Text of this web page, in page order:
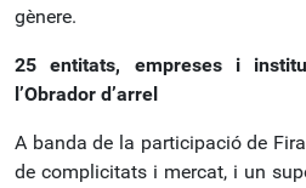
gènere.
25 entitats, empreses i
l’Obrador d’arrel
A banda de la participació de
de complicitats i mercat, i un